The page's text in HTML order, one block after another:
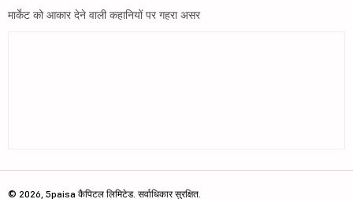
मार्केट को आकार देने वाली कहानियों पर गहरा असर
© 2026, 5paisa कैपिटल लिमिटेड. सर्वाधिकार सुरक्षित.